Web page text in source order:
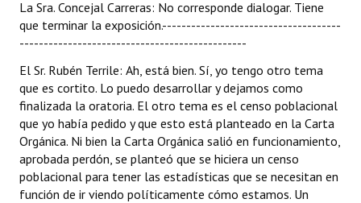
La Sra. Concejal Carreras: No corresponde dialogar. Tiene
que terminar la exposición.-------------------------------------
-----------------------------------------------
El Sr. Rubén Terrile: Ah, está bien. Sí, yo tengo otro tema
que es cortito. Lo puedo desarrollar y dejamos como
finalizada la oratoria. El otro tema es el censo poblacional
que yo había pedido y que esto está planteado en la Carta
Orgánica. Ni bien la Carta Orgánica salió en funcionamiento,
aprobada perdón, se planteó que se hiciera un censo
poblacional para tener las estadísticas que se necesitan en
función de ir viendo políticamente cómo estamos. Un